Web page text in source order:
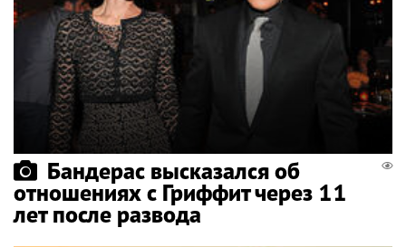
Бандерас высказался об
отношениях с Гриффит через 11
лет после развода